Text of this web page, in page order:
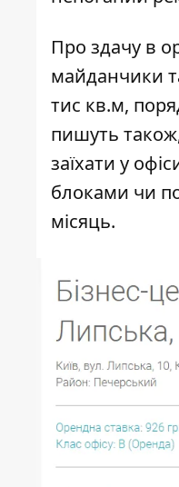
Про здачу в
майданчики
тис кв.м,
пишуть
заїхати у
блоками чи
місяць.